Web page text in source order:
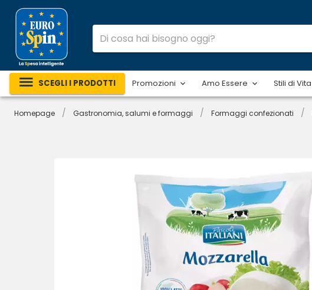
SCEGLI I PRODOTTI Promozioni Amo Essere Stili di Vita
Homepage / Gastronomia, salumi e formaggi / Formaggi confezionati /